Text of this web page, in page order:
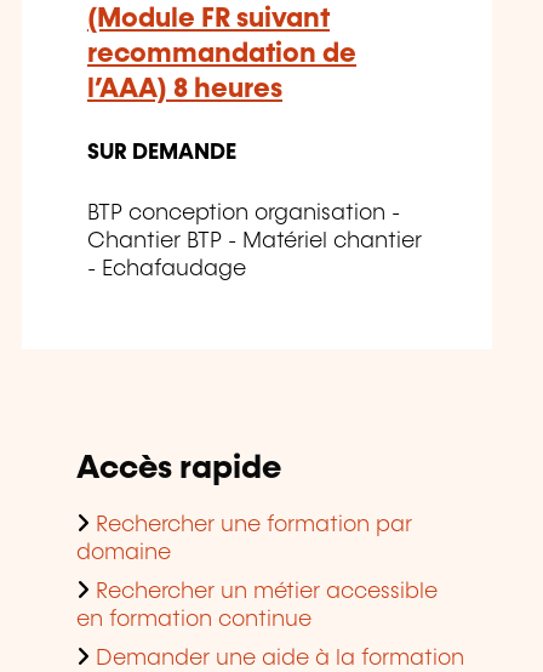
(Module FR suivant
recommandation de
l’AAA) 8 heures
SUR DEMANDE
BTP conception organisation -
Chantier BTP - Matériel chantier
- Echafaudage
Accès rapide
Rechercher une formation par
domaine
Rechercher un métier accessible
en formation continue
Demander une aide à la formation